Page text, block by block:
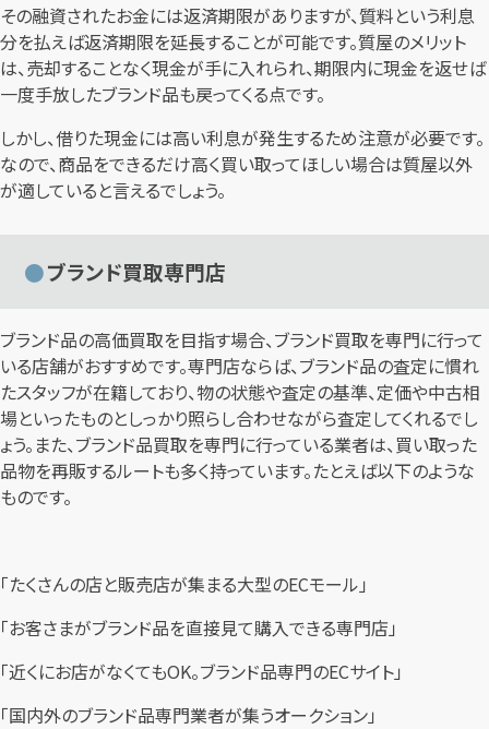
その融資されたお金には返済期限がありますが、質料という利息
分を払えば返済期限を延長することが可能です。質屋のメリット
は、売却することなく現金が手に入れられ、期限内に現金を返せば
一度手放したブランド品も戻ってくる点です。
しかし、借りた現金には高い利息が発生するため注意が必要です。
なので、商品をできるだけ高く買い取ってほしい場合は質屋以外
が適していると言えるでしょう。
ブランド買取専門店
ブランド品の高価買取を目指す場合、ブランド買取を専門に行って
いる店舗がおすすめです。専門店ならば、ブランド品の査定に慣れ
たスタッフが在籍しており、物の状態や査定の基準、定価や中古相
場といったものとしっかり照らし合わせながら査定してくれるでし
ょう。また、ブランド品買取を専門に行っている業者は、買い取った
品物を再販するルートも多く持っています。たとえば以下のような
ものです。
「たくさんの店と販売店が集まる大型のECモール」
「お客さまがブランド品を直接見て購入できる専門店」
「近くにお店がなくてもOK。ブランド品専門のECサイト」
「国内外のブランド品専門業者が集うオークション」